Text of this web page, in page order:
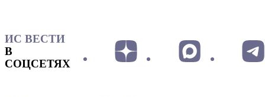
ИС ВЕСТИ
В
СОЦСЕТЯХ